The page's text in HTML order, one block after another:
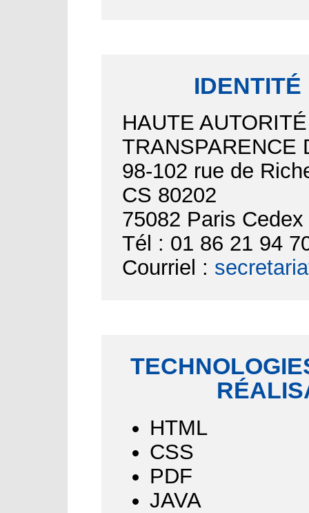
HAUTE
TRANSPARENCE
98-102 rue de
CS 80202
75082 Paris Cedex
Tél : 01 86 21 94
Courriel :
HTML
CSS
PDF
JAVA